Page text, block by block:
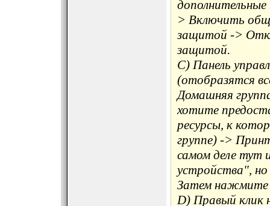
> Включить
защитой ->
защитой.
C) Панель
(отобразятся
Домашняя
хотите
ресурсы, к
группе) ->
самом деле тут
устройства",
Затем нажмите
D) Правый клик